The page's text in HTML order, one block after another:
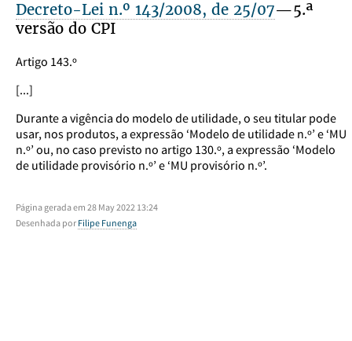
Decreto-Lei n.º 143/2008, de 25/07—5.ª
versão do CPI
Artigo 143.º
[...]
Durante a vigência do modelo de utilidade, o seu titular pode
usar, nos produtos, a expressão ‘Modelo de utilidade n.º’ e ‘MU
n.º’ ou, no caso previsto no artigo 130.º, a expressão ‘Modelo
de utilidade provisório n.º’ e ‘MU provisório n.º’.
Página gerada em 28 May 2022 13:24
Desenhada por Filipe Funenga